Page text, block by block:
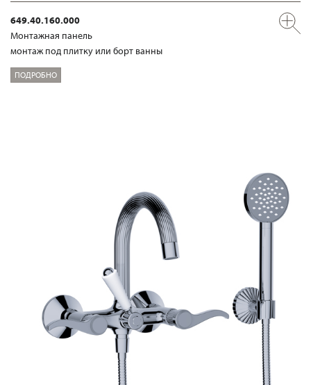
649.40.160.000
Mонтажная панель
монтаж под плитку или борт ванны
ПОДРОБНО